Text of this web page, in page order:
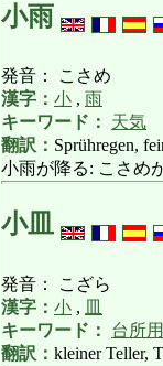
小雨
発音： こさめ
漢字： 小 , 雨
キーワード：
天気
翻訳： Sprühregen,
小雨が降る: こさめ
小皿
発音： こざら
漢字： 小 , 皿
キーワード：
台所
翻訳： kleiner Teller,